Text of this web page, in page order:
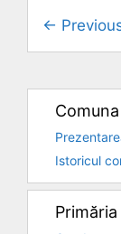
←
Istoricul